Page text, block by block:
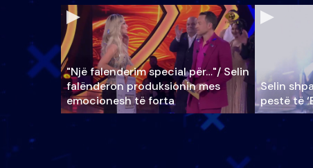
"Një falenderim special për…"/ Selin
falënderon produksionin mes
emocionesh të forta
Selin
pestë të